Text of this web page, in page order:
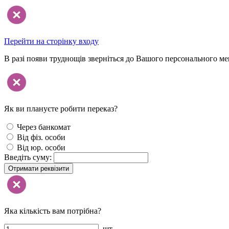
Перейти на сторінку входу
В разі появи труднощів зверніться до Вашого персонального
Як ви плануєте робити переказ?
Через банкомат
Від фіз. особи
Від юр. особи
Введіть суму:
Отримати реквізити
Яка кількість вам потрібна?